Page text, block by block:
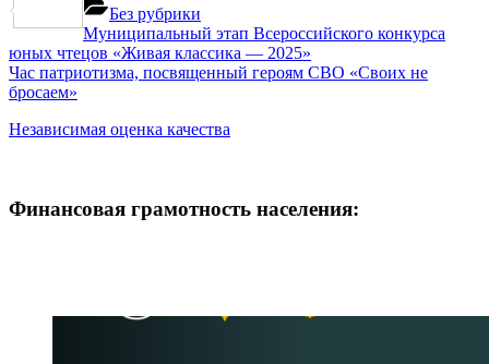
Отправить
Без рубрики
Навигация
по
записям
Previous
Post:
Муниципальный этап Всероссийского конкурса
юных чтецов «Живая классика — 2025»
Next
Post:
Час патриотизма, посвященный героям СВО «Своих не
бросаем»
Независимая оценка качества
Финансовая грамотность населения: